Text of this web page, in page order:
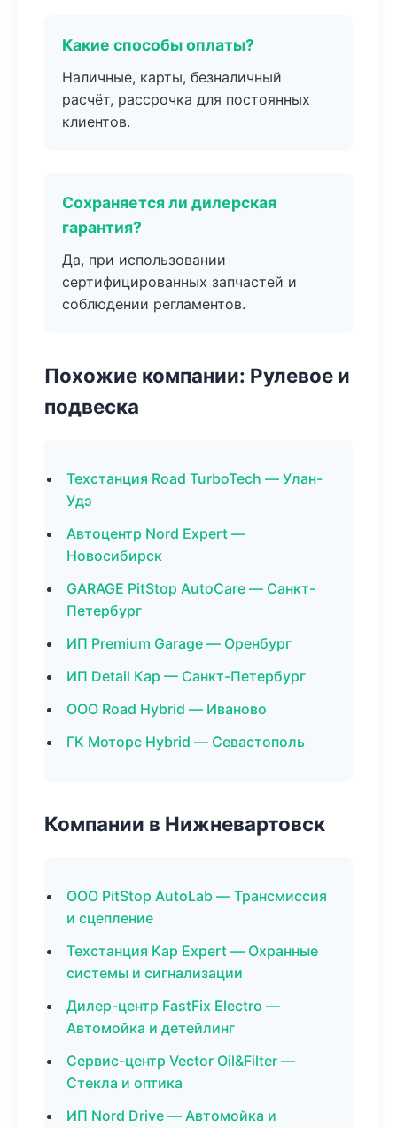
Какие способы оплаты?
Наличные, карты, безналичный
расчёт, рассрочка для постоянных
клиентов.
Сохраняется ли дилерская
гарантия?
Да, при использовании
сертифицированных запчастей и
соблюдении регламентов.
Похожие компании: Рулевое и
подвеска
Техстанция Road TurboTech — Улан-
Удэ
Автоцентр Nord Expert —
Новосибирск
GARAGE PitStop AutoCare — Санкт-
Петербург
ИП Premium Garage — Оренбург
ИП Detail Кар — Санкт-Петербург
ООО Road Hybrid — Иваново
ГК Моторс Hybrid — Севастополь
Компании в Нижневартовск
ООО PitStop AutoLab — Трансмиссия
и сцепление
Техстанция Кар Expert — Охранные
системы и сигнализации
Дилер-центр FastFix Electro —
Автомойка и детейлинг
Сервис-центр Vector Oil&Filter —
Стекла и оптика
ИП Nord Drive — Автомойка и